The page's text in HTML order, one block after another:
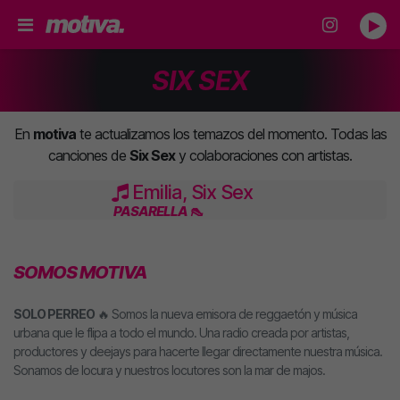
SIX SEX
En motivate actualizamos los temazos del momento. Todas las
canciones de Six Sexy colaboraciones con artistas.
Emilia, Six Sex
PASARELLA 👠
SOMOS MOTIVA
SOLO PERREO 🔥 Somos la nueva emisora de reggaetón y música
urbana que le flipa a todo el mundo. Una radio creada por artistas,
productores y deejays para hacerte llegar directamente nuestra música.
Sonamos de locura y nuestros locutores son la mar de majos.